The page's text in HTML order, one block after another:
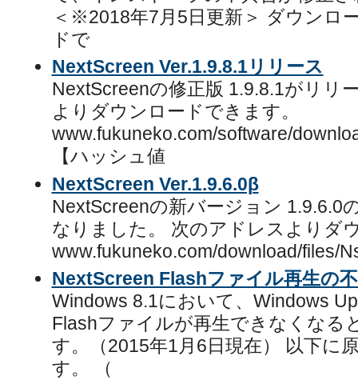
＜※2018年7月5日更新＞ ダウンロ
ドで
NextScreen Ver.1.9.8.1リリース
NextScreenの修正版 1.9.8.1がリリ
よりダウンロードできます。
www.fukuneko.com/software/
【ハッシュ値
NextScreen Ver.1.9.6.0β
NextScreenの新バージョン 1.9.6.0
なりました。 次のアドレスよりダ
www.fukuneko.com/download/files/
NextScreen Flashファイル再生の
Windows 8.1において、Windows
Flashファイルが再生できなくなる
す。（2015年1月6日現在） 以下に
す。 （